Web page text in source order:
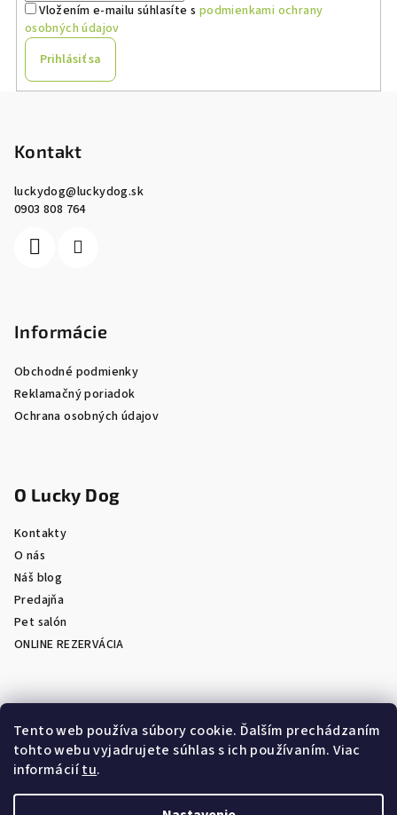
Tento web používa súbory cookie. Ďalším prechádzaním
tohto webu vyjadrujete súhlas s ich používaním. Viac
informáciítu.
Vložením e-mailu súhlasíte s podmienkami ochrany
osobných údajov
Prihlásiť sa
Kontakt
luckydog@luckydog.sk
0903 808 764
Informácie
Obchodné podmienky
Reklamačný poriadok
Ochrana osobných údajov
O Lucky Dog
Kontakty
O nás
Náš blog
Predajňa
Pet salón
ONLINE REZERVÁCIA
Prijímame online platby